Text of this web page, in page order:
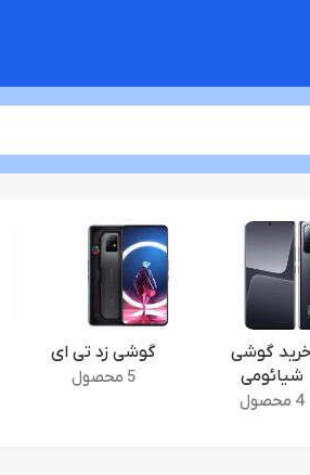
خرید گوشی
شیائومی
4 محصول
گوشی زد تی ای
5 محصول